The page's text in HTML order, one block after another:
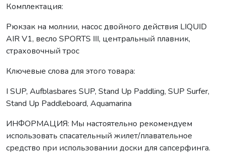
Комплектация:
Рюкзак на молнии, насос двойного действия LIQUID
AIR V1, весло SPORTS III, центральный плавник,
страховочный трос
Ключевые слова для этого товара:
I SUP, Aufblasbares SUP, Stand Up Paddling, SUP Surfer,
Stand Up Paddleboard, Aquamarina
ИНФОРМАЦИЯ: Мы настоятельно рекомендуем
использовать спасательный жилет/плавательное
средство при использовании доски для сапсерфинга.